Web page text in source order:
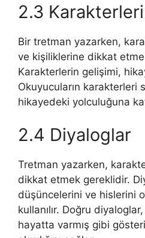
2.3
Bir tretman yazarken,
ve kişiliklerine dikkat
Karakterlerin gelişimi,
Okuyucuların karakterleri
hikayedeki yolculuğuna
2.4 Diyaloglar
Tretman yazarken,
dikkat etmek gereklidir.
düşüncelerini ve hislerini
kullanılır. Doğru
hayatta varmış gibi